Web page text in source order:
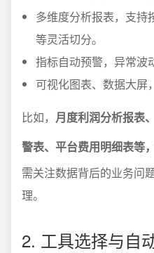
多维度分析报表，支持
等灵活切分。
指标自动预警，异常波
可视化图表、数据大屏
比如， 月度利润分析报表
警表、平台费用明细表等
需关注数据背后的业务问
理。
2. 工具选择与自